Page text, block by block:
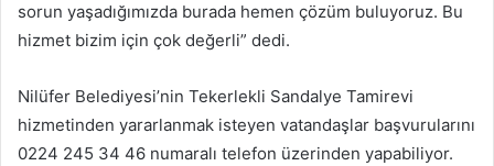
sorun yaşadığımızda burada hemen çözüm buluyoruz. Bu
hizmet bizim için çok değerli” dedi.
Nilüfer Belediyesi’nin Tekerlekli Sandalye Tamirevi
hizmetinden yararlanmak isteyen vatandaşlar başvurularını
0224 245 34 46 numaralı telefon üzerinden yapabiliyor.